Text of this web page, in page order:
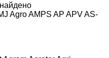
AgroAMPS AP APVAS-